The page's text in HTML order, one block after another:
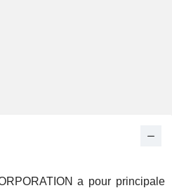
a pour principale